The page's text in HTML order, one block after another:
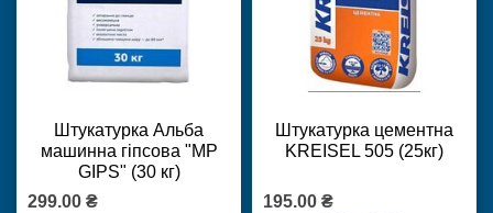
Штукатурка Альба
машинна гіпсова "MP
GIPS" (30 кг)
299.00 ₴
Штукатурка цементна
KREISEL 505 (25кг)
195.00 ₴